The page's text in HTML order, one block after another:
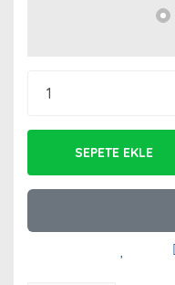
SEPETE EKLE